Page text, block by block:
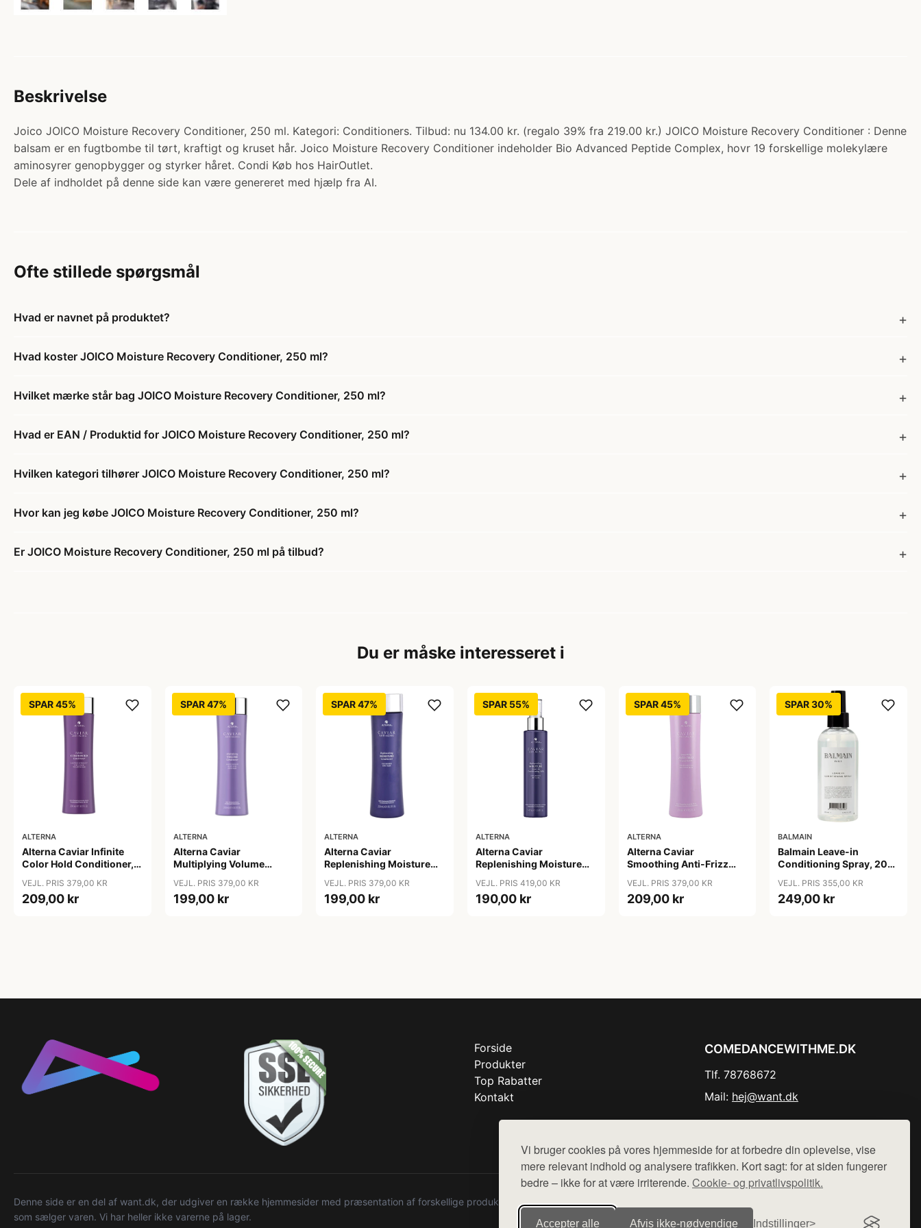
Vi bruger cookies på vores hjemmeside for at forbedre din oplevelse, vise
mere relevant indhold og analysere trafikken. Kort sagt: for at siden fungerer
bedre – ikke for at være irriterende. Cookie- og privatlivspolitik.
Accepter alle Afvis ikke‑nødvendige Indstillinger
Beskrivelse
Joico JOICO Moisture Recovery Conditioner, 250 ml. Kategori: Conditioners. Tilbud: nu 134.00 kr. (regalo 39% fra 219.00 kr.) JOICO Moisture Recovery Conditioner : Denne
balsam er en fugtbombe til tørt, kraftigt og kruset hår. Joico Moisture Recovery Conditioner indeholder Bio Advanced Peptide Complex, hovr 19 forskellige molekylære
aminosyrer genopbygger og styrker håret. Condi Køb hos HairOutlet.
Dele af indholdet på denne side kan være genereret med hjælp fra AI.
Ofte stillede spørgsmål
Hvad er navnet på produktet?
Hvad koster JOICO Moisture Recovery Conditioner, 250 ml?
Hvilket mærke står bag JOICO Moisture Recovery Conditioner, 250 ml?
Hvad er EAN / Produktid for JOICO Moisture Recovery Conditioner, 250 ml?
Hvilken kategori tilhører JOICO Moisture Recovery Conditioner, 250 ml?
Hvor kan jeg købe JOICO Moisture Recovery Conditioner, 250 ml?
Er JOICO Moisture Recovery Conditioner, 250 ml på tilbud?
Du er måske interesseret i
SPAR 45%
ALTERNA
Alterna Caviar Infinite
Color Hold Conditioner,
VEJL. PRIS 379,00 KR
209,00 kr
SPAR 47%
ALTERNA
Alterna Caviar
Multiplying Volume
VEJL. PRIS 379,00 KR
199,00 kr
SPAR 47%
ALTERNA
Alterna Caviar
Replenishing Moisture
VEJL. PRIS 379,00 KR
199,00 kr
SPAR 55%
ALTERNA
Alterna Caviar
Replenishing Moisture
Milk, 147 ml
VEJL. PRIS 419,00 KR
190,00 kr
SPAR 45%
ALTERNA
Alterna Caviar
Smoothing Anti-Frizz
VEJL. PRIS 379,00 KR
209,00 kr
SPAR 30%
BALMAIN
Balmain Leave-in
Conditioning Spray, 200
VEJL. PRIS 355,00 KR
249,00 kr
Forside
Produkter
Top Rabatter
Kontakt
COMEDANCEWITHME.DK
Tlf. 78768672
Mail: hej@want.dk
Denne side er en del af want.dk, der udgiver en række hjemmesider med præsentation af forskellige produkter fra diverse webshops. Der sælges ikke varer fra denne side - vi henviser til de shops,
som sælger varen. Vi har heller ikke varerne på lager.